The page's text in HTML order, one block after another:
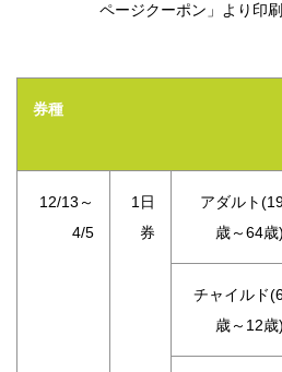
ページクーポン」より印
券種
12/13～
4/5
1日
券
アダルト
歳～64歳)
チャイルド
歳～12歳)